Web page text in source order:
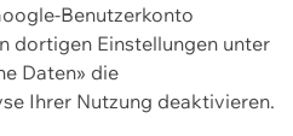
Benutzerkonto
dortigen Einstellungen unter
Daten» die
Ihrer Nutzung deaktivieren.